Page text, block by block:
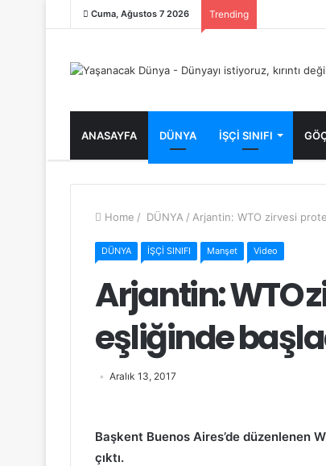
Cuma, Ağustos 7 2026 Trending
ANASAYFA DÜNYA İŞÇİ SINIFI
Home / DÜNYA / Arjantin: WTO zirvesi
DÜNYA İŞÇİ SINIFI Manşet Video
Arjantin: WTO
eşliğinde
Aralık 13, 2017
Başkent Buenos Aires’de düzenlenen
çıktı.